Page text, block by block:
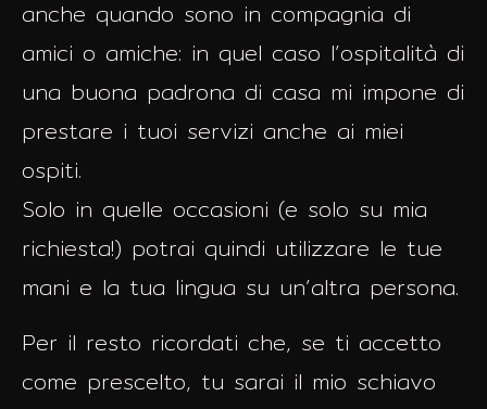
anche quando sono in compagnia di
amici o amiche: in quel caso l’ospitalità di
una buona padrona di casa mi impone di
prestare i tuoi servizi anche ai miei
ospiti.
Solo in quelle occasioni (e solo su mia
richiesta!) potrai quindi utilizzare le tue
mani e la tua lingua su un’altra persona.
Per il resto ricordati che, se ti accetto
come prescelto, tu sarai il mio schiavo